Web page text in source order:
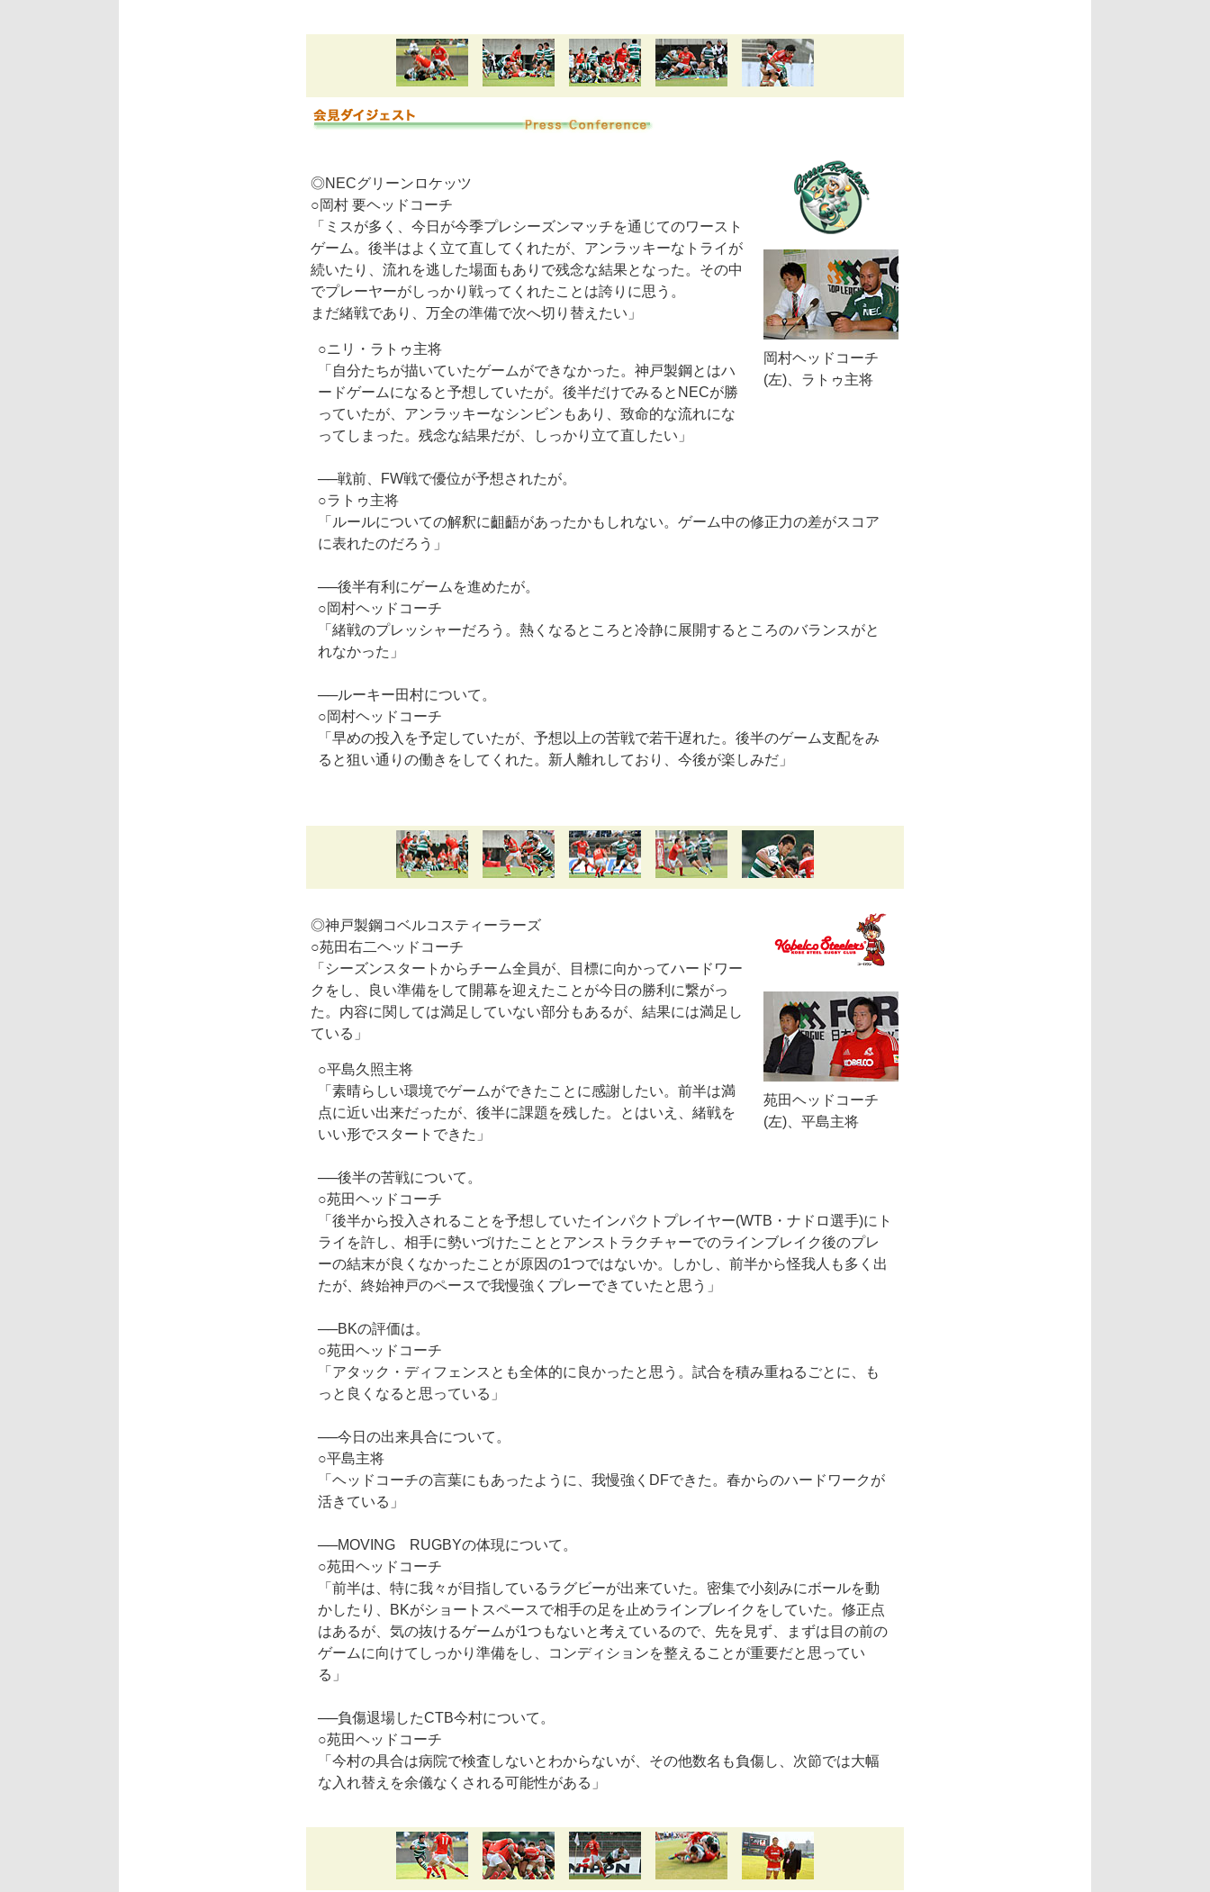
岡村ヘッドコーチ
(左)、ラトゥ主将
◎NECグリーンロケッツ
○岡村 要ヘッドコーチ
「ミスが多く、今日が今季プレシーズンマッチを通じてのワースト
ゲーム。後半はよく立て直してくれたが、アンラッキーなトライが
続いたり、流れを逃した場面もありで残念な結果となった。その中
でプレーヤーがしっかり戦ってくれたことは誇りに思う。
まだ緒戦であり、万全の準備で次へ切り替えたい」
○ニリ・ラトゥ主将
「自分たちが描いていたゲームができなかった。神戸製鋼とはハ
ードゲームになると予想していたが。後半だけでみるとNECが勝
っていたが、アンラッキーなシンビンもあり、致命的な流れにな
ってしまった。残念な結果だが、しっかり立て直したい」
──戦前、FW戦で優位が予想されたが。
○ラトゥ主将
「ルールについての解釈に齟齬があったかもしれない。ゲーム中の修正力の差がスコア
に表れたのだろう」
──後半有利にゲームを進めたが。
○岡村ヘッドコーチ
「緒戦のプレッシャーだろう。熱くなるところと冷静に展開するところのバランスがと
れなかった」
──ルーキー田村について。
○岡村ヘッドコーチ
「早めの投入を予定していたが、予想以上の苦戦で若干遅れた。後半のゲーム支配をみ
ると狙い通りの働きをしてくれた。新人離れしており、今後が楽しみだ」
苑田ヘッドコーチ
(左)、平島主将
◎神戸製鋼コベルコスティーラーズ
○苑田右二ヘッドコーチ
「シーズンスタートからチーム全員が、目標に向かってハードワー
クをし、良い準備をして開幕を迎えたことが今日の勝利に繋がっ
た。内容に関しては満足していない部分もあるが、結果には満足し
ている」
○平島久照主将
「素晴らしい環境でゲームができたことに感謝したい。前半は満
点に近い出来だったが、後半に課題を残した。とはいえ、緒戦を
いい形でスタートできた」
──後半の苦戦について。
○苑田ヘッドコーチ
「後半から投入されることを予想していたインパクトプレイヤー(WTB・ナドロ選手)にト
ライを許し、相手に勢いづけたこととアンストラクチャーでのラインブレイク後のプレ
ーの結末が良くなかったことが原因の1つではないか。しかし、前半から怪我人も多く出
たが、終始神戸のペースで我慢強くプレーできていたと思う」
──BKの評価は。
○苑田ヘッドコーチ
「アタック・ディフェンスとも全体的に良かったと思う。試合を積み重ねるごとに、も
っと良くなると思っている」
──今日の出来具合について。
○平島主将
「ヘッドコーチの言葉にもあったように、我慢強くDFできた。春からのハードワークが
活きている」
──MOVING RUGBYの体現について。
○苑田ヘッドコーチ
「前半は、特に我々が目指しているラグビーが出来ていた。密集で小刻みにボールを動
かしたり、BKがショートスペースで相手の足を止めラインブレイクをしていた。修正点
はあるが、気の抜けるゲームが1つもないと考えているので、先を見ず、まずは目の前の
ゲームに向けてしっかり準備をし、コンディションを整えることが重要だと思ってい
る」
──負傷退場したCTB今村について。
○苑田ヘッドコーチ
「今村の具合は病院で検査しないとわからないが、その他数名も負傷し、次節では大幅
な入れ替えを余儀なくされる可能性がある」